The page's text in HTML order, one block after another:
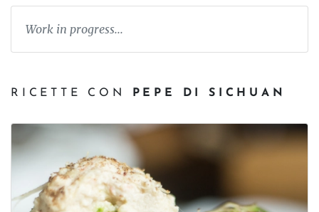
Work in progress...
RICETTE CON PEPE DI SICHUAN